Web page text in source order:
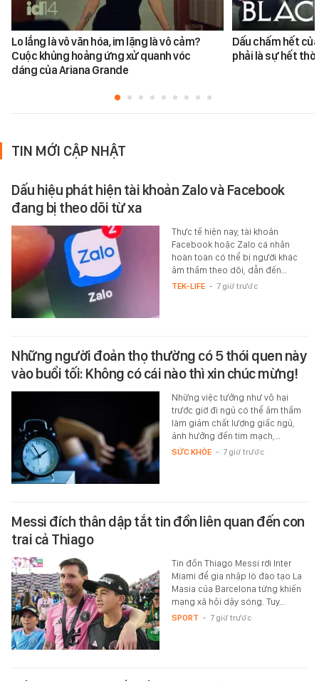
Lo lắng là vô văn hóa, im lặng là vô cảm?
Cuộc khủng hoảng ứng xử quanh vóc
dáng của Ariana Grande
Dấu chấm hết
phải là sự hết thời
TIN MỚI CẬP NHẬT
Dấu hiệu phát hiện tài khoản Zalo và Facebook
đang bị theo dõi từ xa
Thực tế hiện nay, tài khoản
Facebook hoặc Zalo cá nhân
hoàn toàn có thể bị người khác
âm thầm theo dõi, dẫn đến…
TEK-LIFE - 7 giờ trước
Những người đoản thọ thường có 5 thói quen này
vào buổi tối: Không có cái nào thì xin chúc mừng!
Những việc tưởng như vô hại
trước giờ đi ngủ có thể âm thầm
làm giảm chất lượng giấc ngủ,
ảnh hưởng đến tim mạch,…
SỨC KHỎE - 7 giờ trước
Messi đích thân dập tắt tin đồn liên quan đến con
trai cả Thiago
Tin đồn Thiago Messi rời Inter
Miami để gia nhập lò đào tạo La
Masia của Barcelona từng khiến
mạng xã hội dậy sóng. Tuy…
SPORT - 7 giờ trước